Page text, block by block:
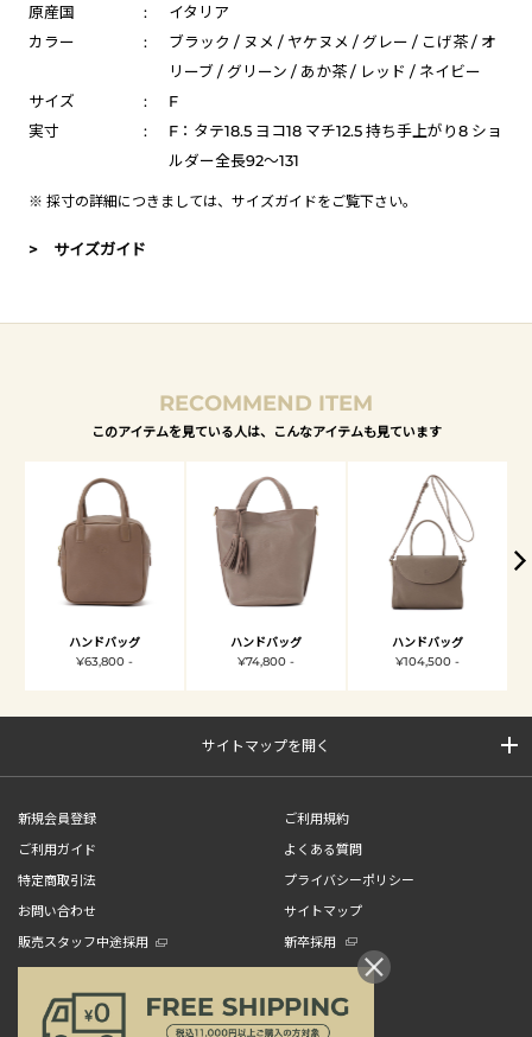
原産国
:
イタリア
カラー
:
ブラック / ヌメ / ヤケヌメ / グレー / こげ茶 / オ
リーブ / グリーン / あか茶 / レッド / ネイビー
サイズ
:
F
実寸
:
F：タテ18.5 ヨコ18 マチ12.5 持ち手上がり8 ショ
ルダー全長92～131
※ 採寸の詳細につきましては、 サイズガイドをご覧下さい。
> サイズガイド
RECOMMEND ITEM
このアイテムを見ている人は、こんなアイテムも見ています
ハンドバッグ
¥63,800 -
ハンドバッグ
¥74,800 -
ハンドバッグ
¥104,500 -
サイトマップを開く
新規会員登録
ご利用規約
ご利用ガイド
よくある質問
特定商取引法
プライバシーポリシー
お問い合わせ
サイトマップ
販売スタッフ中途採用
新卒採用